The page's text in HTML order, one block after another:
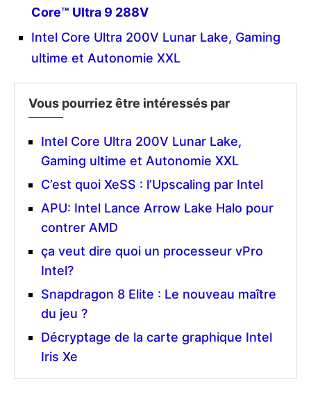
Core™ Ultra 9 288V
Intel Core Ultra 200V Lunar Lake, Gaming
ultime et Autonomie XXL
Vous pourriez être intéressés par
Intel Core Ultra 200V Lunar Lake,
Gaming ultime et Autonomie XXL
C’est quoi XeSS : l’Upscaling par Intel
APU: Intel Lance Arrow Lake Halo pour
contrer AMD
ça veut dire quoi un processeur vPro
Intel?
Snapdragon 8 Elite : Le nouveau maître
du jeu ?
Décryptage de la carte graphique Intel
Iris Xe